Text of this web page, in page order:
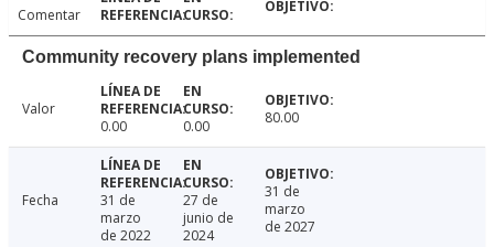
Comentar
Community recovery plans implemented
Valor
0.00
0.00 80.00
Fecha
31 de
marzo
de 2022
27 de
junio de
2024
31 de
marzo
de 2027